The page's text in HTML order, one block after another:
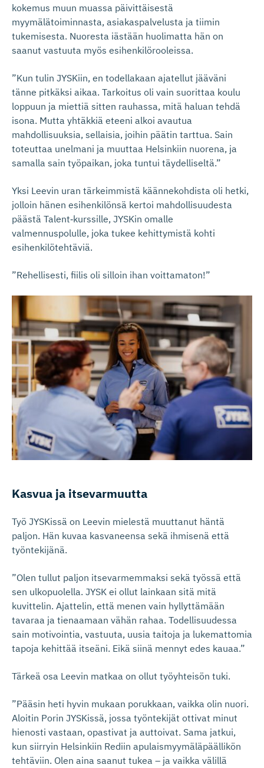
kokemus muun muassa päivittäisestä
myymälätoiminnasta, asiakaspalvelusta ja tiimin
tukemisesta. Nuoresta iästään huolimatta hän on
saanut vastuuta myös esihenkilörooleissa.
”Kun tulin JYSKiin, en todellakaan ajatellut jääväni
tänne pitkäksi aikaa. Tarkoitus oli vain suorittaa koulu
loppuun ja miettiä sitten rauhassa, mitä haluan tehdä
isona. Mutta yhtäkkiä eteeni alkoi avautua
mahdollisuuksia, sellaisia, joihin päätin tarttua. Sain
toteuttaa unelmani ja muuttaa Helsinkiin nuorena, ja
samalla sain työpaikan, joka tuntui täydelliseltä.”
Yksi Leevin uran tärkeimmistä käännekohdista oli hetki,
jolloin hänen esihenkilönsä kertoi mahdollisuudesta
päästä Talent‑kurssille, JYSKin omalle
valmennuspolulle, joka tukee kehittymistä kohti
esihenkilötehtäviä.
”Rehellisesti, fiilis oli silloin ihan voittamaton!”
Kasvua ja itsevarmuutta
Työ JYSKissä on Leevin mielestä muuttanut häntä
paljon. Hän kuvaa kasvaneensa sekä ihmisenä että
työntekijänä.
”Olen tullut paljon itsevarmemmaksi sekä työssä että
sen ulkopuolella. JYSK ei ollut lainkaan sitä mitä
kuvittelin. Ajattelin, että menen vain hyllyttämään
tavaraa ja tienaamaan vähän rahaa. Todellisuudessa
sain motivointia, vastuuta, uusia taitoja ja lukemattomia
tapoja kehittää itseäni. Eikä siinä mennyt edes kauaa.”
Tärkeä osa Leevin matkaa on ollut työyhteisön tuki.
”Pääsin heti hyvin mukaan porukkaan, vaikka olin nuori.
Aloitin Porin JYSKissä, jossa työntekijät ottivat minut
hienosti vastaan, opastivat ja auttoivat. Sama jatkui,
kun siirryin Helsinkiin Rediin apulaismyymäläpäällikön
tehtäviin. Olen aina saanut tukea – ja vaikka välillä